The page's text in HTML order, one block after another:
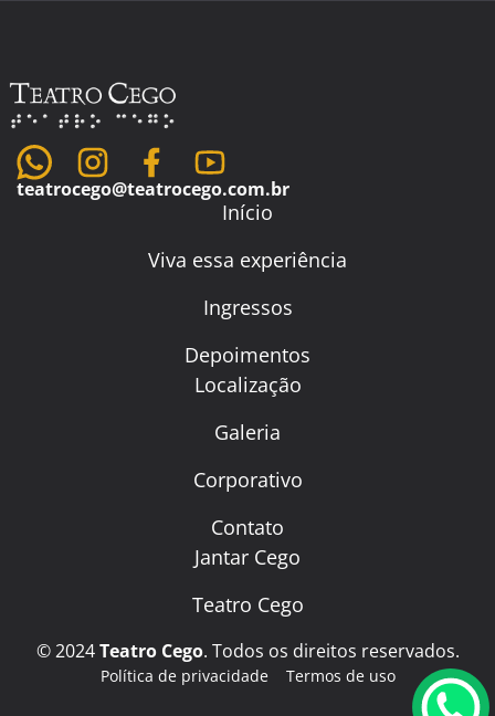
teatrocego@teatrocego.com.br
Início
Viva essa experiência
Ingressos
Depoimentos
Localização
Galeria
Corporativo
Contato
Jantar Cego
Teatro Cego
© 2024Teatro Cego. Todos os direitos reservados.
Política de privacidade Termos de uso